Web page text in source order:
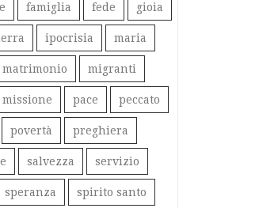
famiglia fede gioia
ipocrisia maria
matrimonio migranti
missione pace peccato
povertà preghiera
salvezza servizio
speranza spirito santo